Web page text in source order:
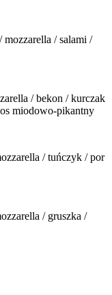
mozzarella / salami /
/ bekon / kurczak
miodowo-pikantny
/ tuńczyk / por
/ gruszka /